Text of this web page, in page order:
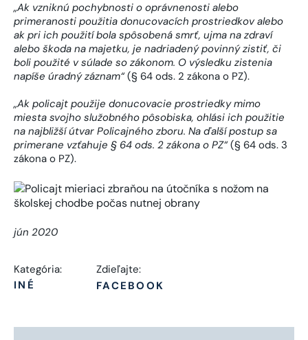
„Ak vzniknú pochybnosti o oprávnenosti alebo
primeranosti použitia donucovacích prostriedkov alebo
ak pri ich použití bola spôsobená smrť, ujma na zdraví
alebo škoda na majetku, je nadriadený povinný zistiť, či
boli použité v súlade so zákonom. O výsledku zistenia
napíše úradný záznam“(§ 64 ods. 2 zákona o PZ).
„Ak policajt použije donucovacie prostriedky mimo
miesta svojho služobného pôsobiska, ohlási ich použitie
na najbližší útvar Policajného zboru. Na ďalší postup sa
primerane vzťahuje § 64 ods. 2 zákona o PZ“(§ 64 ods. 3
zákona o PZ).
jún 2020
Kategória:
INÉ
Zdieľajte:
FACEBOOK